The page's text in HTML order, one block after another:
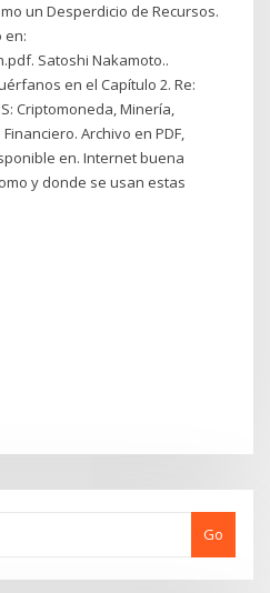
un Desperdicio de Recursos.
en:
Satoshi Nakamoto..
en el Capítulo 2. Re:
Criptomoneda, Minería,
Archivo en PDF,
en. Internet buena
y donde se usan estas
Go